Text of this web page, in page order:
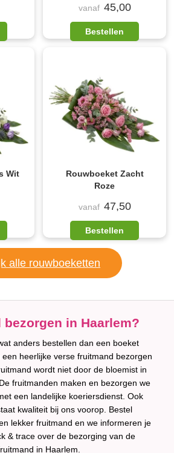
vanaf 45,00
Bestellen
Wit
Rouwboeket Zacht
Roze
vanaf 47,50
Bestellen
alle rouwboeketten
bezorgen in Haarlem?
anders bestellen dan een boeket
heerlijke verse fruitmand bezorgen
wordt niet door de bloemist in
fruitmanden maken en bezorgen we
een landelijke koeriersdienst. Ook
kwaliteit bij ons voorop. Bestel
lekker fruitmand en we informeren je
& trace over de bezorging van de
in Haarlem.